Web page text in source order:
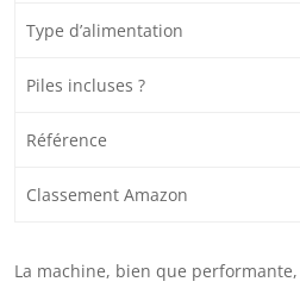
Type d’alimentation
Piles incluses ?
Référence
Classement Amazon
La machine, bien que